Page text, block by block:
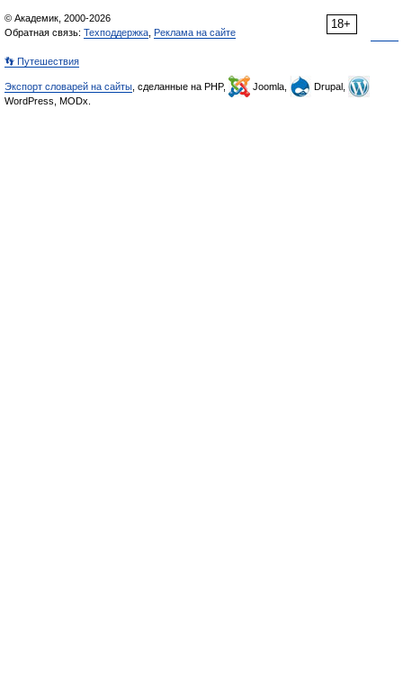
18+
© Академик, 2000-2026
Обратная связь: Техподдержка Реклама на сайте
👣 Путешествия
Экспорт словарей на сайты , сделанные на PHP, Joomla,
Drupal,
WordPress, MODx.